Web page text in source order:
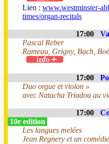
Lien : www.westminster-
times/organ-recitals
17:00
Pascal Reber
Rameau, Grigny, Bach,
17:00
Duo orgue et violon »
avec Natacha Triadou au
17:00
10e edition
Les langues melées
Jean Regnery et un